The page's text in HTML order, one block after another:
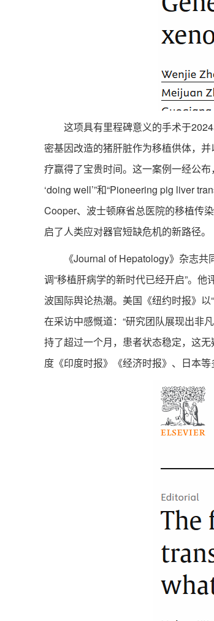
这项具有里程碑意义的手术于2024
密基因改造的猪肝脏作为移植供体，
疗赢得了宝贵时间。这一案例一经公
‘doing well’”和“Pioneering pig liver
Cooper、波士顿麻省总医院的移植传
启了人类应对器官短缺危机的新路径。
《Journal of Hepatology》杂志共同
调“移植肝病学的新时代已经开启”。
波国际舆论热潮。美国《纽约时报》
在采访中感慨道：“研究团队展现出
持了超过一个月，患者状态稳定，这
度《印度时报》《经济时报》、日本